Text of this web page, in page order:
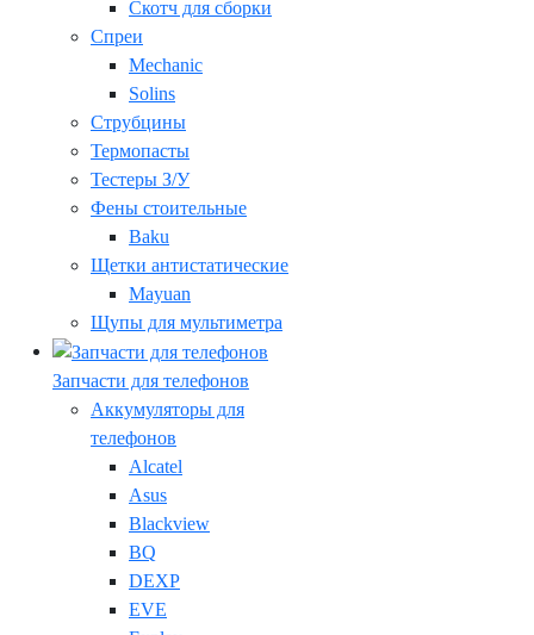
Скотч для сборки
Спреи
Mechanic
Solins
Струбцины
Термопасты
Тестеры З/У
Фены стоительные
Baku
Щетки антистатические
Mayuan
Щупы для мультиметра
Запчасти для телефонов
Аккумуляторы для
телефонов
Alcatel
Asus
Blackview
BQ
DEXP
EVE